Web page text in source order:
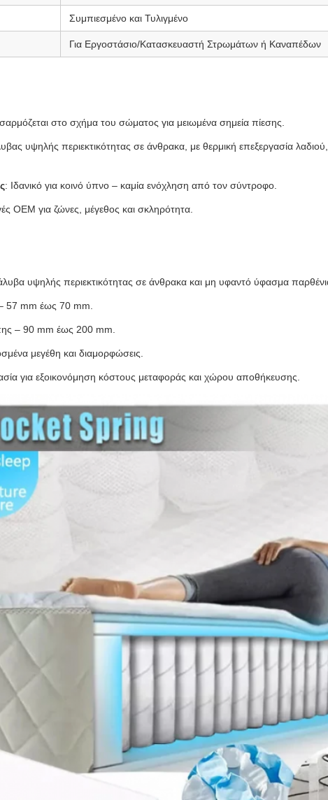
Συμπιεσμένο και Τυλιγμένο
Για Εργοστάσιο/Κατασκευαστή Στρωμάτων ή Καναπέδων
στο σχήμα του σώματος για μειωμένα σημεία πίεσης.
υψηλής περιεκτικότητας σε άνθρακα, με θερμική επεξεργασία λαδιού,
: Ιδανικό για κοινό ύπνο – καμία ενόχληση από τον σύντροφο.
OEM για ζώνες, μέγεθος και σκληρότητα.
υψηλής περιεκτικότητας σε άνθρακα και μη υφαντό ύφασμα
57 mm έως 70 mm.
– 90 mm έως 200 mm.
μεγέθη και διαμορφώσεις.
για εξοικονόμηση κόστους μεταφοράς και χώρου αποθήκευσης.